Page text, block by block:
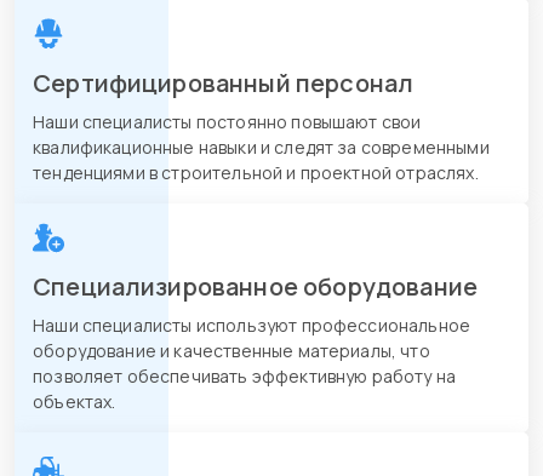
Сертифицированный персонал
Наши специалисты постоянно повышают свои
квалификационные навыки и следят за современными
тенденциями в строительной и проектной отраслях.
Специализированное оборудование
Наши специалисты используют профессиональное
оборудование и качественные материалы, что
позволяет обеспечивать эффективную работу на
объектах.